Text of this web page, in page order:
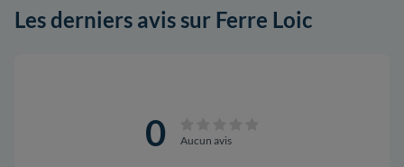
Les derniers avis sur Ferre Loic
0 Aucun avis